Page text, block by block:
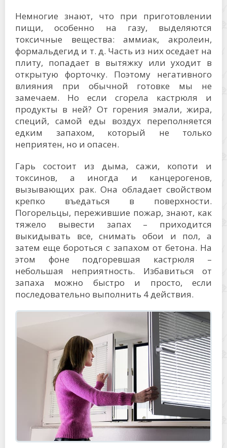
Немногие знают, что при приготовлении
пищи, особенно на газу, выделяются
токсичные вещества: аммиак, акролеин,
формальдегид и т. д. Часть из них оседает на
плиту, попадает в вытяжку или уходит в
открытую форточку. Поэтому негативного
влияния при обычной готовке мы не
замечаем. Но если сгорела кастрюля и
продукты в ней? От горения эмали, жира,
специй, самой еды воздух переполняется
едким запахом, который не только
неприятен, но и опасен.
Гарь состоит из дыма, сажи, копоти и
токсинов, а иногда и канцерогенов,
вызывающих рак. Она обладает свойством
крепко въедаться в поверхности.
Погорельцы, пережившие пожар, знают, как
тяжело вывести запах – приходится
выкидывать все, снимать обои и пол, а
затем еще бороться с запахом от бетона. На
этом фоне подгоревшая кастрюля –
небольшая неприятность. Избавиться от
запаха можно быстро и просто, если
последовательно выполнить 4 действия.